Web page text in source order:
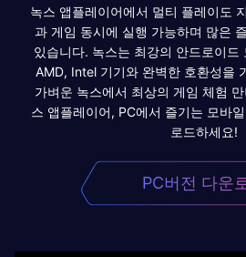
녹스 앱플레이어에서 멀티 플레이도
과 게임 동시에 실행 가능하며 많은
있습니다. 녹스는 최강의 안드로이드
AMD, Intel 기기와 완벽한 호환성을
가벼운 녹스에서 최상의 게임 체험
스 앱플레이어, PC에서 즐기는 모바
로드하세요!
PC버전 다운